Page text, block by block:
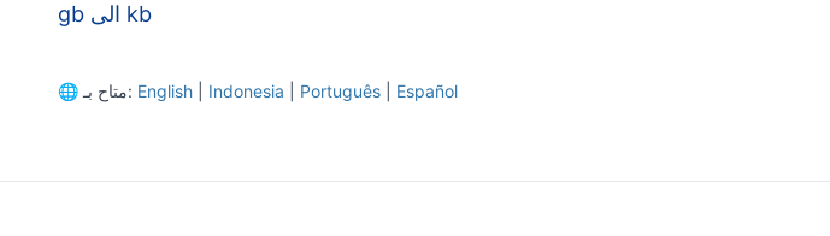
gb الى kb
🌐 متاح بـ: English Indonesia Português Español